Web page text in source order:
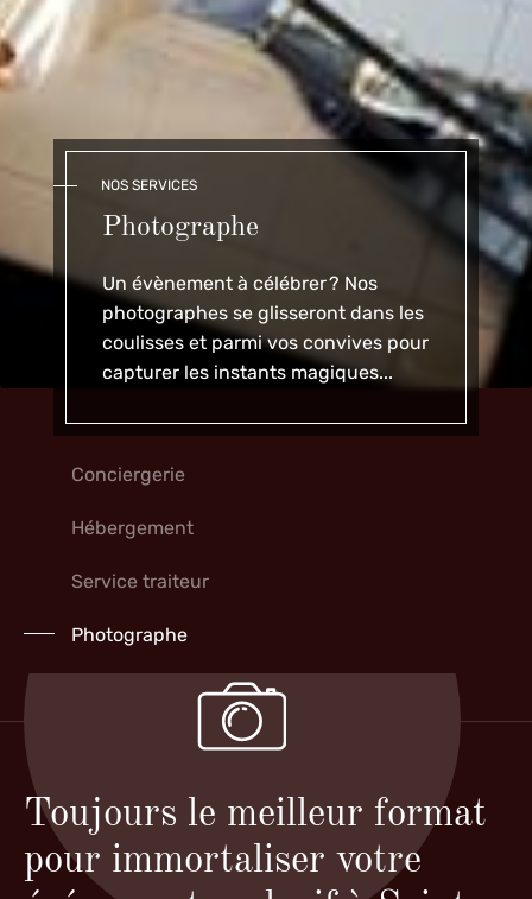
NOS SERVICES
Photographe
Un évènement à célébrer ? Nos
photographes se glisseront dans les
coulisses et parmi vos convives pour
capturer les instants magiques...
Conciergerie
Hébergement
Service traiteur
Photographe
Toujours le meilleur format
pour immortaliser votre